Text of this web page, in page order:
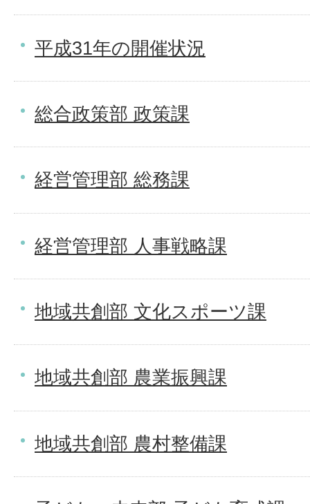
平成31年の開催状況
総合政策部 政策課
経営管理部 総務課
経営管理部 人事戦略課
地域共創部 文化スポーツ課
地域共創部 農業振興課
地域共創部 農村整備課